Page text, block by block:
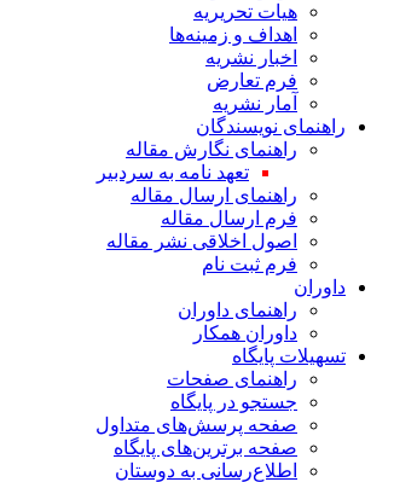
هیات تحریریه
اهداف و زمینه‌ها
اخبار نشریه
فرم تعارض
آمار نشریه
راهنمای نویسندگان
راهنمای نگارش مقاله
تعهد نامه به سردبیر
راهنمای ارسال مقاله
فرم ارسال مقاله
اصول اخلاقی نشر مقاله
فرم ثبت نام
داوران
راهنمای داوران
داوران همکار
تسهیلات پایگاه
راهنمای صفحات
جستجو در پایگاه
صفحه پرسش‌های متداول
صفحه برترین‌های پایگاه
اطلاع‌رسانی به دوستان